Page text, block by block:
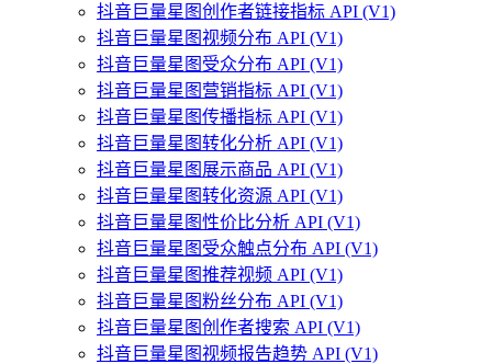
抖音巨量星图创作者链接指标 API (V1)
抖音巨量星图视频分布 API (V1)
抖音巨量星图受众分布 API (V1)
抖音巨量星图营销指标 API (V1)
抖音巨量星图传播指标 API (V1)
抖音巨量星图转化分析 API (V1)
抖音巨量星图展示商品 API (V1)
抖音巨量星图转化资源 API (V1)
抖音巨量星图性价比分析 API (V1)
抖音巨量星图受众触点分布 API (V1)
抖音巨量星图推荐视频 API (V1)
抖音巨量星图粉丝分布 API (V1)
抖音巨量星图创作者搜索 API (V1)
抖音巨量星图视频报告趋势 API (V1)